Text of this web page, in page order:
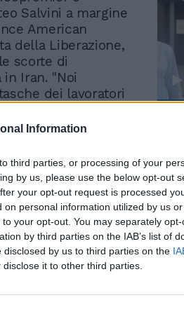
Information
third parties, or processing of your
by us, please use the below opt-out
your opt-out request is processed
personal information utilized by us
your opt-out. You may separately
by third parties on the IAB’s list of
by us to third parties on the
it to other third parties.
Salvini a margine
American
della Liberazione,
scorte di
Iran. "Noi
dei lavoratori
Salvini - Quindi,
primo problema per
Anche la
abbia portato
e la strategia